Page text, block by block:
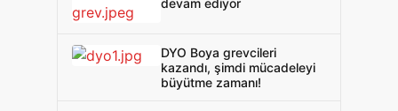
devam ediyor
DYO Boya grevcileri
kazandı, şimdi mücadeleyi
büyütme zamanı!